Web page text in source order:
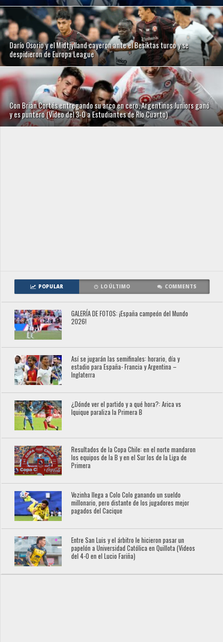
Darío Osorio y el Midtjylland cayeron ante el Besiktas turco y se
despidieron de Europa League
Con Brian Cortés entregando su arco en cero, Argentinos Juniors ganó
y es puntero (Video del 3-0 a Estudiantes de Río Cuarto)
POPULAR LO ÚLTIMO COMMENTS
GALERÍA DE FOTOS: ¡España campeón del Mundo
2026!
Así se jugarán las semifinales: horario, día y
estadio para España- Francia y Argentina –
Inglaterra
¿Dónde ver el partido y a qué hora?: Arica vs
Iquique paraliza la Primera B
Resultados de la Copa Chile: en el norte mandaron
los equipos de la B y en el Sur los de la Liga de
Primera
Vozinha llega a Colo Colo ganando un sueldo
millonario, pero distante de los jugadores mejor
pagados del Cacique
Entre San Luis y el árbitro le hicieron pasar un
papelón a Universidad Católica en Quillota (Videos
del 4-0 en el Lucio Fariña)